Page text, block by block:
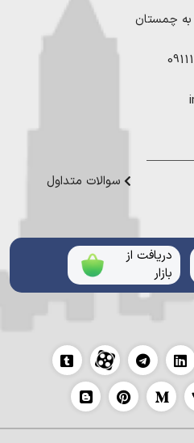
در چمستان
خرید زمین در نوشهر
در محمودآبادو همینطورخرید
،خرید ویلا در چمستان
خرید ویلا
سوالات متداول
دریافت از
بازار